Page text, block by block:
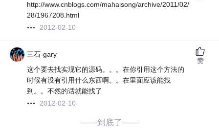
http://www.cnblogs.com/mahaisong/archive/2011/02/
28/1967208.html
2012-02-10
三石-gary
这个要去找实现它的源码。。。在你引用这个方法的
时候有没有引用什么东西啊。。在里面应该能找
到。。不然的话就能找了
2012-02-10
赞
——到底了——